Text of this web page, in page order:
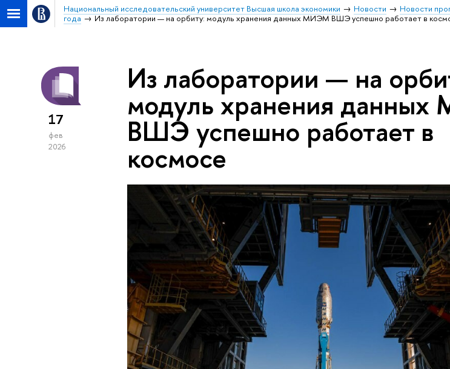
Национальный исследовательский университет Высшая школа экономики Новости
Новости
года
Из лаборатории — на орбиту: модуль хранения данных МИЭМ ВШЭ успешно работает в
17
фев
2026
Из лаборатории — на
модуль хранения
ВШЭ успешно работает в
космосе